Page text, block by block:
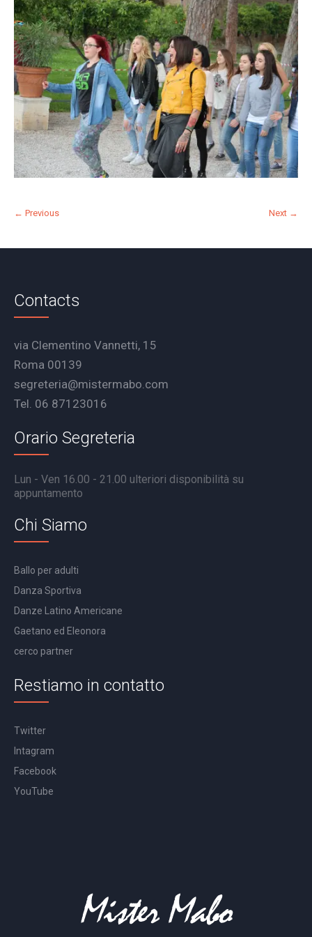
← Previous Next →
Contacts
via Clementino Vannetti, 15
Roma 00139
segreteria@mistermabo.com
Tel. 06 87123016
Orario Segreteria
Lun - Ven 16.00 - 21.00 ulteriori disponibilità su
appuntamento
Chi Siamo
Ballo per adulti
Danza Sportiva
Danze Latino Americane
Gaetano ed Eleonora
cerco partner
Restiamo in contatto
Twitter
Intagram
Facebook
YouTube